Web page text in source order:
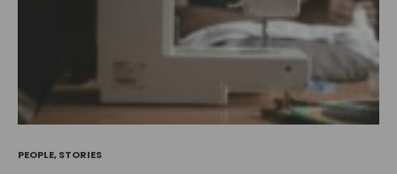
PEOPLE,STORIES